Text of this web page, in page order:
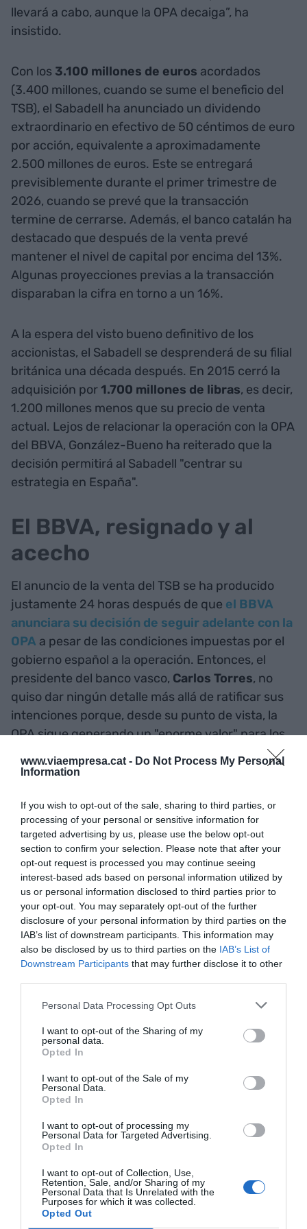
www.viaempresa.cat - Do Not Process My Personal
Information
If you wish to opt-out of the sale, sharing to third parties, or
processing of your personal or sensitive information for
targeted advertising by us, please use the below opt-out
section to confirm your selection. Please note that after your
opt-out request is processed you may continue seeing
interest-based ads based on personal information utilized by
us or personal information disclosed to third parties prior to
your opt-out. You may separately opt-out of the further
disclosure of your personal information by third parties on the
IAB’s list of downstream participants. This information may
also be disclosed by us to third parties on the IAB’s List of
Downstream Participants that may further disclose it to other
Personal Data Processing Opt Outs
I want to opt-out of the Sharing of my
personal data.
Opted In
I want to opt-out of the Sale of my
Personal Data.
Opted In
I want to opt-out of processing my
Personal Data for Targeted Advertising.
Opted In
I want to opt-out of Collection, Use,
Retention, Sale, and/or Sharing of my
Personal Data that Is Unrelated with the
Purposes for which it was collected.
Opted Out
llevará a cabo, aunque la OPA decaiga”, ha
insistido.
Con los 3.100 millones de euros acordados
(3.400 millones, cuando se sume el beneficio del
TSB), el Sabadell ha anunciado un dividendo
extraordinario en efectivo de 50 céntimos de euro
por acción, equivalente a aproximadamente
2.500 millones de euros. Este se entregará
previsiblemente durante el primer trimestre de
2026, cuando se prevé que la transacción
termine de cerrarse. Además, el banco catalán ha
destacado que después de la venta prevé
mantener el nivel de capital por encima del 13%.
Algunas proyecciones previas a la transacción
disparaban la cifra en torno a un 16%.
A la espera del visto bueno definitivo de los
accionistas, el Sabadell se desprenderá de su filial
británica una década después. En 2015 cerró la
adquisición por1.700 millones de libras, es decir,
1.200 millones menos que su precio de venta
actual. Lejos de relacionar la operación con la OPA
del BBVA, González-Bueno ha reiterado que la
decisión permitirá al Sabadell "centrar su
estrategia en España".
El BBVA, resignado y al
acecho
El anuncio de la venta del TSB se ha producido
justamente 24 horas después de que el BBVA
anunciara su decisión de seguir adelante con la
OPA a pesar de las condiciones impuestas por el
gobierno español a la operación. Entonces, el
presidente del banco vasco, Carlos Torres, no
quiso dar ningún detalle más allá de ratificar sus
intenciones porque, desde su punto de vista, la
OPA sigue generando un "enorme valor" para los
pronunciado sobre el anuncio del Sabadell.
Previamente, sin embargo, Torres sí que criticó en
Onda Ceroque el actual no era un "momento
idóneo" para venderse el TSB a las puertas de un
período de aceptación. En cualquier caso, el
banquero descartó "ninguna incidencia" de esta
transacción a su oferta porque la propuesta
vasca "ya está expresada en acciones del BBVA".
En su comunicado, el Sabadell también ha
querido separar la venta del TSB de la OPA. A
argumentó que la operación "no era una poison
", es decir, una estrategia para defenderse de
una oferta pública de adquisición de otra
empresa.
Oriol Amat y Jaume Puig
destacan que la venta del
TSB por un "precio
adecuado" atenta contra las